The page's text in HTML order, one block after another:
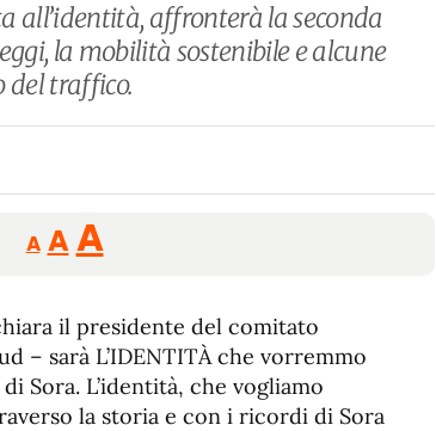
all’identità, affronterà la seconda
la mobilità sostenibile e alcune
del traffico.
A
Reducir
tamaño
A Restablecer
tamaño
de
fuente
AAumentar
de
fuente.
il presidente del comitato
– sarà L’IDENTITÀ che vorremmo
Sora. L’identità, che vogliamo
la storia e con i ricordi di Sora